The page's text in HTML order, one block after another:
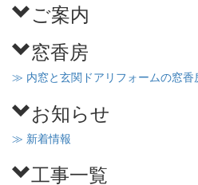
ご案内
窓香房
≫ 内窓と玄関ドアリフォームの窓香
お知らせ
≫ 新着情報
工事一覧